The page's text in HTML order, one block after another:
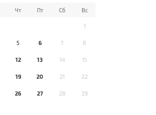
Чт Пт Сб Вс
1
5 6 7 8
12 13 14 15
19 20 21 22
26 27 28 29